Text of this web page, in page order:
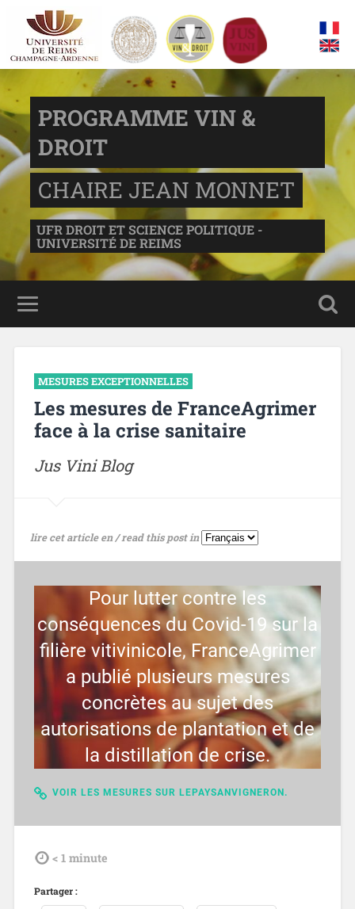
PROGRAMME VIN &
DROIT
CHAIRE JEAN MONNET
UFR DROIT ET SCIENCE POLITIQUE -
UNIVERSITÉ DE REIMS
MESURES EXCEPTIONNELLES
Les mesures de FranceAgrimer
face à la crise sanitaire
Jus Vini Blog
lire cet article en / read this post in
Pour lutter contre les
conséquences du Covid-19 sur la
filière vitivinicole, FranceAgrimer
a publié plusieurs mesures
concrètes au sujet des
autorisations de plantation et de
la distillation de crise.
VOIR LES MESURES SUR LEPAYSANVIGNERON.
tdl < 1 minute
Partager :